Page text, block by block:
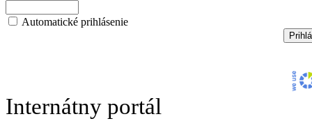
Automatické prihlásenie
Internátny portál